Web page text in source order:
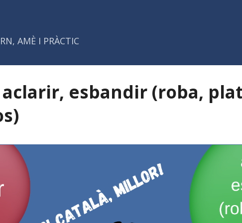
AMÈ I PRÀCTIC
esbandir (roba,